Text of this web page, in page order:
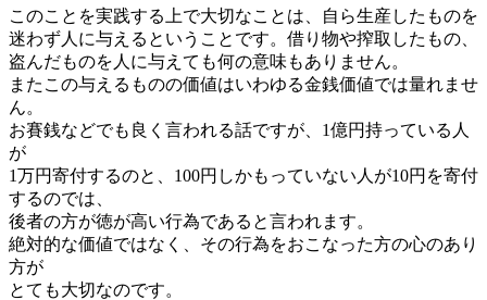
このことを実践する上で大切なことは、自ら生産したものを
迷わず人に与えるということです。借り物や搾取したもの、
盗んだものを人に与えても何の意味もありません。
またこの与えるものの価値はいわゆる金銭価値では量れませ
ん。
お賽銭などでも良く言われる話ですが、1億円持っている人
が
1万円寄付するのと、100円しかもっていない人が10円を寄付
するのでは、
後者の方が徳が高い行為であると言われます。
絶対的な価値ではなく、その行為をおこなった方の心のあり
方が
とても大切なのです。